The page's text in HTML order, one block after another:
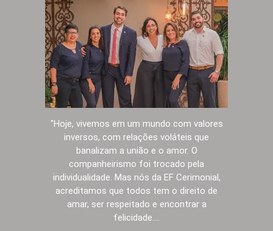
"Hoje, vivemos em um mundo com valores
inversos, com relações voláteis que
banalizam a união e o amor. O
companheirismo foi trocado pela
individualidade. Mas nós da EF Cerimonial,
acreditamos que todos tem o direito de
amar, ser respeitado e encontrar a
felicidade....